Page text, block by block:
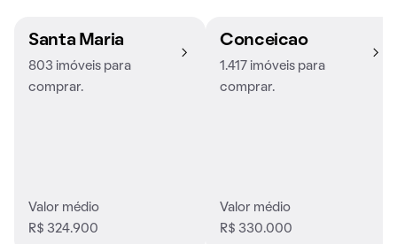
Santa Maria
803 imóveis para
comprar.
Valor médio
R$ 324.900
Conceicao
1.417 imóveis para
comprar.
Valor médio
R$ 330.000